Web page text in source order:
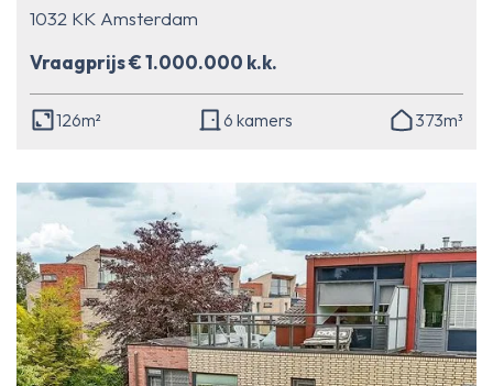
1032 KK Amsterdam
Vraagprijs € 1.000.000 k.k.
126m² 6 kamers 373m³